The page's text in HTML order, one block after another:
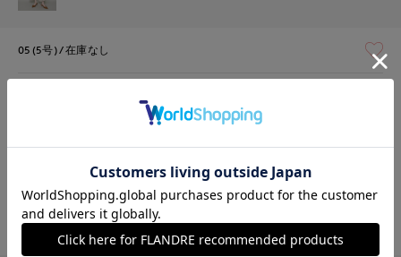
05(5号) 在庫なし
11(11号) 在庫なし
在庫あり